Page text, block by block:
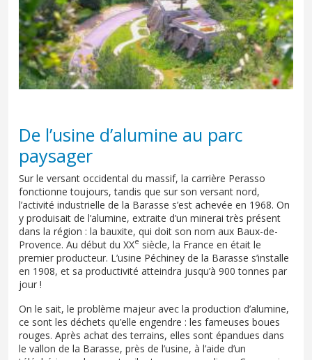
De l’usine d’alumine au parc
paysager
Sur le versant occidental du massif, la carrière Perasso
fonctionne toujours, tandis que sur son versant nord,
l’activité industrielle de la Barasse s’est achevée en 1968. On
y produisait de l’alumine, extraite d’un minerai très présent
dans la région : la bauxite, qui doit son nom aux Baux-de-
Provence. Au début du XXe siècle, la France en était le
premier producteur. L’usine Péchiney de la Barasse s’installe
en 1908, et sa productivité atteindra jusqu’à 900 tonnes par
jour !
On le sait, le problème majeur avec la production d’alumine,
ce sont les déchets qu’elle engendre : les fameuses boues
rouges. Après achat des terrains, elles sont épandues dans
le vallon de la Barasse, près de l’usine, à l’aide d’un